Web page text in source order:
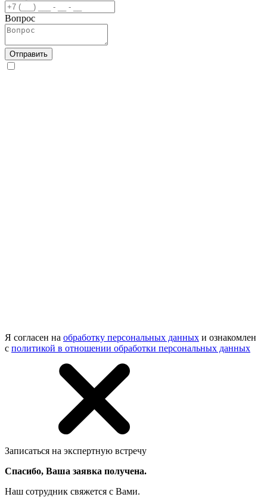
Вопрос
Отправить
Я согласен на обработку персональных данных и ознакомлен
с политикой в отношении обработки персональных данных
Записаться на экспертную встречу
Спасибо, Ваша заявка получена.
Наш сотрудник свяжется с Вами.